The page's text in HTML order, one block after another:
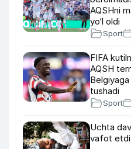
AQSHni
yo‘l oldi
Sport
FIFA
AQSH
tushadi
Sport
Uchta
vafot etdi